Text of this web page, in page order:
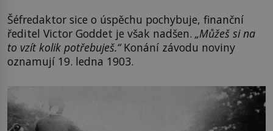
Šéfredaktor sice o úspěchu pochybuje, finanční
ředitel Victor Goddet je však nadšen. „Můžeš si na
to vzít kolik potřebuješ.“Konání závodu noviny
oznamují 19. ledna 1903.